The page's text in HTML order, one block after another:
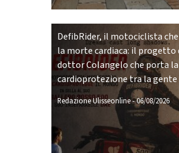
DefibRider, il motociclista
la morte cardiaca: il progetto
dottor Colangelo che porta la
cardioprotezione tra la gente
Redazione Ulisseonline-06/08/2026